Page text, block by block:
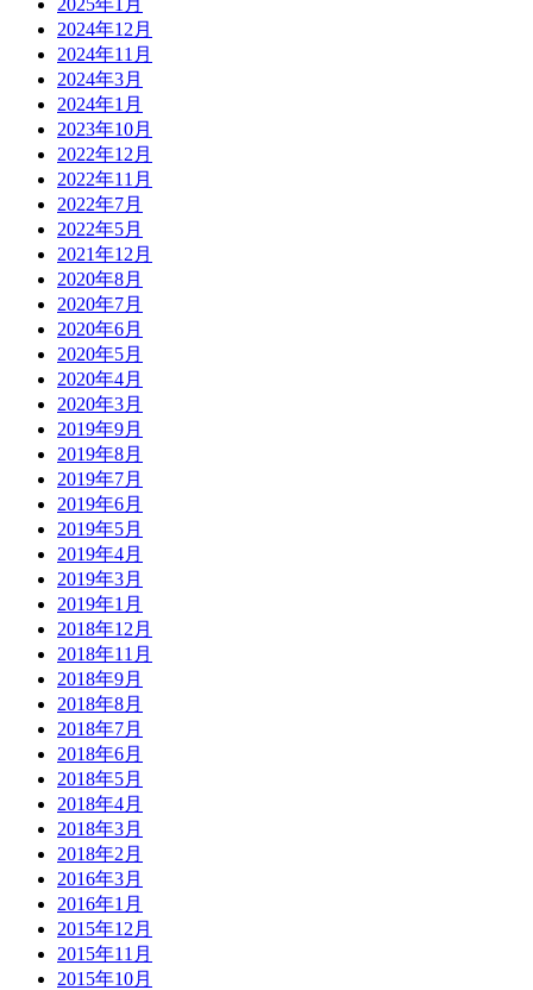
2024年12月
2024年11月
2024年3月
2024年1月
2023年10月
2022年12月
2022年11月
2022年7月
2022年5月
2021年12月
2020年8月
2020年7月
2020年6月
2020年5月
2020年4月
2020年3月
2019年9月
2019年8月
2019年7月
2019年6月
2019年5月
2019年4月
2019年3月
2019年1月
2018年12月
2018年11月
2018年9月
2018年8月
2018年7月
2018年6月
2018年5月
2018年4月
2018年3月
2018年2月
2016年3月
2016年1月
2015年12月
2015年11月
2015年10月